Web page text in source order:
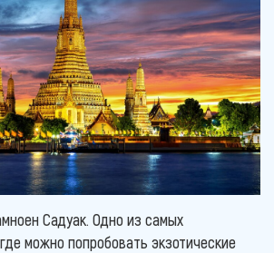
Садуак. Одно из самых
можно попробовать экзотические